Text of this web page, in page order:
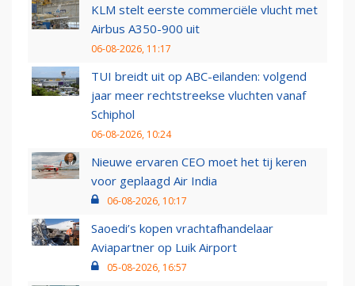
KLM stelt eerste commerciële vlucht met
Airbus A350-900 uit
06-08-2026, 11:17
TUI breidt uit op ABC-eilanden: volgend
jaar meer rechtstreekse vluchten vanaf
Schiphol
06-08-2026, 10:24
Nieuwe ervaren CEO moet het tij keren
voor geplaagd Air India
06-08-2026, 10:17
Saoedi’s kopen vrachtafhandelaar
Aviapartner op Luik Airport
05-08-2026, 16:57